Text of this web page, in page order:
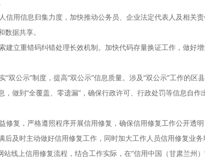
信用信息归集力度，加快推动公务员、企业法定代表人及相关
据共享。
建立重错码纠错处理长效机制。加快代码存量换证工作，做好
双公示”制度，提高“双公示”信息质量。涉及“双公示”工作的
做到“全覆盖、零遗漏”，确保行政许可、行政处罚等信息自
修复，严格遵照程序开展信用修复，确保信用修复工作公开透
及时主动做好信用修复工作，同时加大工作人员信用修复业
站线上信用修复流程，结合工作实际，在“信用中国（甘肃兰